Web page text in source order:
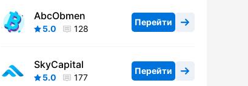
AbcObmen
5.0 128
Перейти
SkyCapital
5.0 177
Перейти